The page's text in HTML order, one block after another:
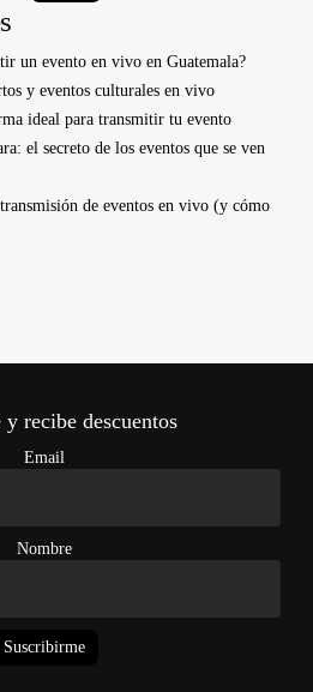
un evento en vivo en Guatemala?
y eventos culturales en vivo
ideal para transmitir tu evento
el secreto de los eventos que se ven
de eventos en vivo (y cómo
y recibe descuentos
Email
Nombre
Suscribirme